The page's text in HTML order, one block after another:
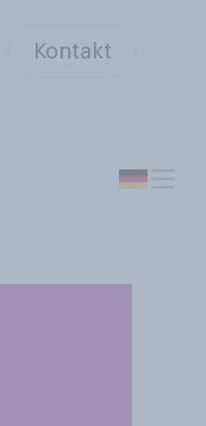
Kontakt